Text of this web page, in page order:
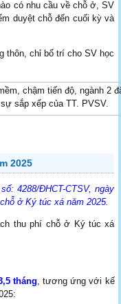
có nhu cầu về chỗ ở, SV
duyệt chỗ đến cuối kỳ và
chỉ bố trí cho SV học
chậm tiến độ, ngành 2
sắp xếp của TT. PVSV.
2025
4288/ĐHCT-CTSV, ngày
ở Ký túc xá năm 2025.
thu phí chỗ ở Ký túc xá
tháng , tương ứng với kế